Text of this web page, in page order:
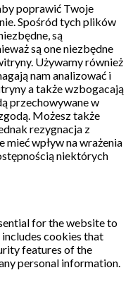
poprawić Twoje
Spośród tych plików
są
są one niezbędne
Używamy również
nam analizować i
a także wzbogacają
przechowywane w
Możesz także
rezygnacja z
wpływ na wrażenia
niektórych
for the website to
cookies that
features of the
personal information.